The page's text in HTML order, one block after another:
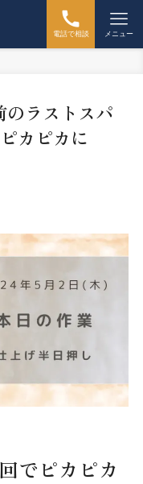
電話で相談 メニュー
のラストスパ
カピカに
でピカピカ